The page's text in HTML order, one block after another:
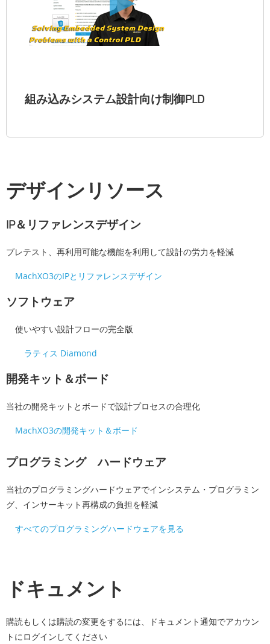
組み込みシステム設計向け制御PLD
デザインリソース
IP＆リファレンスデザイン
プレテスト、再利用可能な機能を利用して設計の労力を軽減
MachXO3のIPとリファレンスデザイン
ソフトウェア
使いやすい設計フローの完全版
ラティス Diamond
開発キット＆ボード
当社の開発キットとボードで設計プロセスの合理化
MachXO3の開発キット＆ボード
プログラミング ハードウェア
当社のプログラミングハードウェアでインシステム・プログラミン
グ、インサーキット再構成の負担を軽減
すべてのプログラミングハードウェアを見る
ドキュメント
購読もしくは購読の変更をするには、ドキュメント通知でアカウン
トにログインしてください